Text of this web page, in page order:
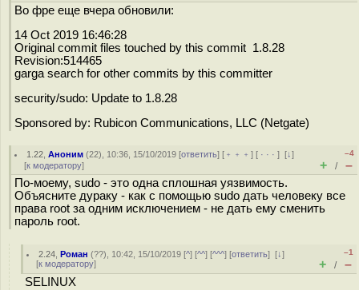
Во фре еще вчера обновили:
14 Oct 2019 16:46:28
Original commit files touched by this commit 1.8.28
Revision:514465
garga search for other commits by this committer
security/sudo: Update to 1.8.28
Sponsored by: Rubicon Communications, LLC (Netgate)
1.22 ,Аноним (22), 10:36, 15/10/2019 [ответить] [ ﹢﹢﹢] [ · · ·][↓]
[к модератору]
–4
+ / –
По-моему, sudo - это одна сплошная уязвимость.
Объясните дураку - как с помощью sudo дать человеку все
права root за одним исключением - не дать ему сменить
пароль root.
2.24 ,Роман (??), 10:42, 15/10/2019 [^] [^^] [^^^] [ответить][↓]
[к модератору]
–1
+ / –
SELINUX